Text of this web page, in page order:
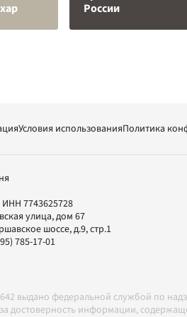
России
Условия использованияПолитика
7743625728
улица, дом 67
шоссе, д.9, стр.1
785-17-01
выдано федеральной службой по
за достоверность информации,